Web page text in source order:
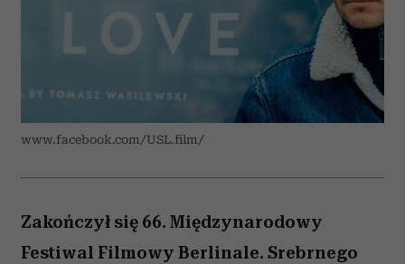
www.facebook.com/USL.film/
Zakończył się 66. Międzynarodowy
Festiwal Filmowy Berlinale. Srebrnego